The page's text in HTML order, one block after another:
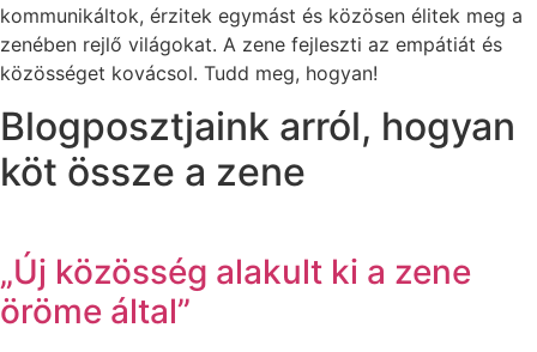
kommunikáltok, érzitek egymást és közösen élitek meg a
zenében rejlő világokat. A zene fejleszti az empátiát és
közösséget kovácsol. Tudd meg, hogyan!
Blogposztjaink arról, hogyan
köt össze a zene
„Új közösség alakult ki a zene
öröme által”